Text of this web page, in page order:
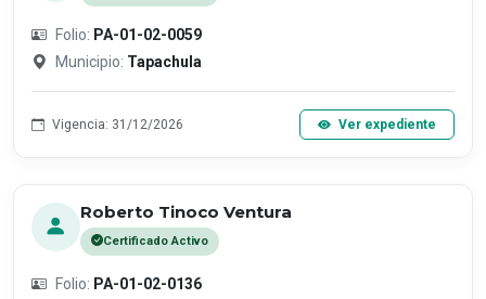
Folio: PA-01-02-0059
Municipio: Tapachula
Vigencia: 31/12/2026 Ver expediente
Roberto Tinoco Ventura
Certificado Activo
Folio: PA-01-02-0136